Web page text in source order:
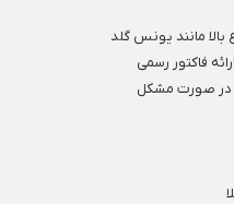
بالا مانند یونس گلد
فاکتور رسمی
در صورت مشکل